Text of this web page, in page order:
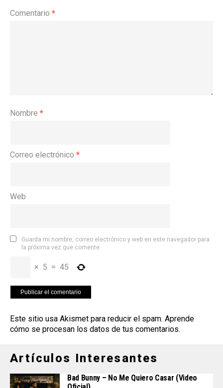
Comentario *
Nombre *
Correo electrónico *
Web
Guarda mi nombre, correo electrónico y web en este navegador para
la próxima vez que comente.
× 5 = 45
Este sitio usa Akismet para reducir el spam. Aprende
cómo se procesan los datos de tus comentarios.
Artículos Interesantes
Bad Bunny – No Me Quiero Casar (Video